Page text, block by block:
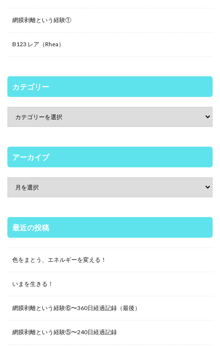
網膜剥離という経験①
B123 レア（Rhea）
カテゴリー
アーカイブ
最近の投稿
色をまとう、エネルギーを変える！
いまを生きる！
網膜剥離という経験⑥〜360日経過記録（最後）
網膜剥離という経験⑤〜240日経過記録